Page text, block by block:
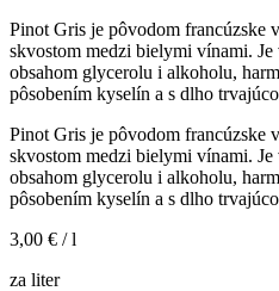
Pinot Gris je pôvodom francúzske
skvostom medzi bielymi vínami.
obsahom glycerolu i alkoholu,
pôsobením kyselín a s dlho
Pinot Gris je pôvodom francúzske
skvostom medzi bielymi vínami.
obsahom glycerolu i alkoholu,
pôsobením kyselín a s dlho
3,00 € / l
za liter